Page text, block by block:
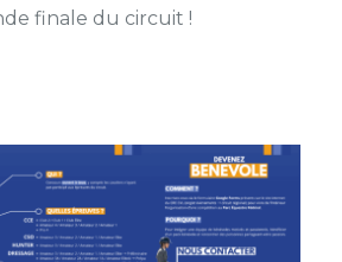
finale du circuit !